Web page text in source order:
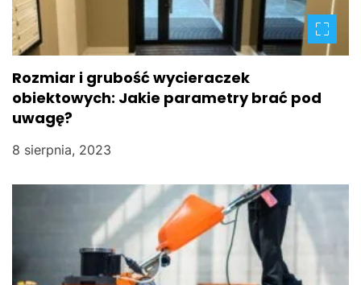
Rozmiar i grubość wycieraczek
obiektowych: Jakie parametry brać pod
uwagę?
8 sierpnia, 2023